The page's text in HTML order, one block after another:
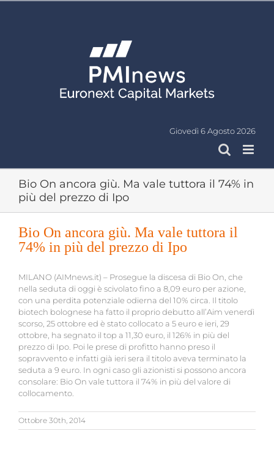
Giovedì 6 Agosto 2026
Bio On ancora giù. Ma vale tuttora il 74% in
più del prezzo di Ipo
Bio On ancora giù. Ma vale tuttora il
74% in più del prezzo di Ipo
MILANO (AIMnews.it) – Prosegue la discesa di Bio On, che
nella seduta di oggi è scivolato fino a 8,09 euro per azione,
con una perdita potenziale odierna del 10% circa. Il titolo
biotech bolognese ha fatto il proprio debutto all’Aim venerdì
scorso, 25 ottobre ed è stato collocato a 5 euro e ieri, 29
ottobre, ha segnato il top a 11,30 euro, il 126% in più del
prezzo di Ipo. Poi le prese di profitto hanno preso il
sopravvento e infatti già ieri sera il titolo aveva terminato la
seduta a 9 euro. In ogni caso gli azionisti si possono ancora
consolare: Bio On vale tuttora il 74% in più del valore di
collocamento.
Ottobre 30th, 2014